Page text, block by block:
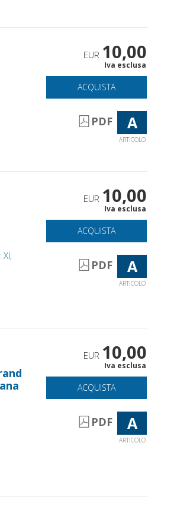
EUR 10,00
Iva esclusa
ACQUISTA
PDF A
ARTICOLO
EUR 10,00
Iva esclusa
ACQUISTA
PDF A
ARTICOLO
EUR 10,00
Iva esclusa
ACQUISTA
PDF A
ARTICOLO